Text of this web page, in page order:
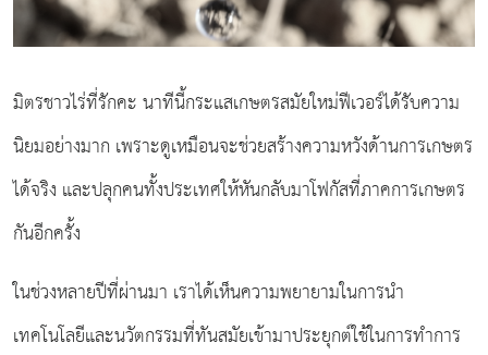
มิตรชาวไร่ที่รักคะ นาทีนี้กระแสเกษตรสมัยใหม่ฟีเวอร์ได้รับความ
นิยมอย่างมาก เพราะดูเหมือนจะช่วยสร้างความหวังด้านการเกษตร
ได้จริง และปลุกคนทั้งประเทศให้หันกลับมาโฟกัสที่ภาคการเกษตร
กันอีกครั้ง
ในช่วงหลายปีที่ผ่านมา เราได้เห็นความพยายามในการนำ
เทคโนโลยีและนวัตกรรมที่ทันสมัยเข้ามาประยุกต์ใช้ในการทำการ